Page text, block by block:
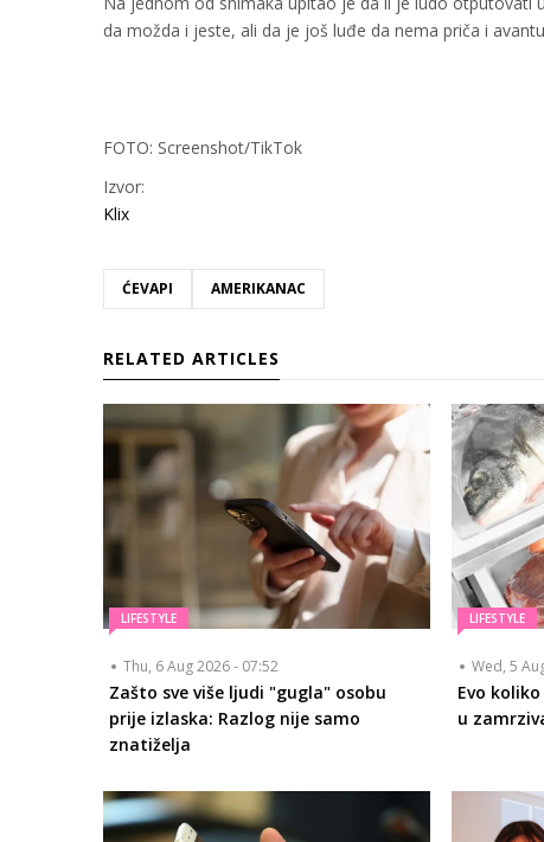
da možda i jeste, ali da je još luđe da nema priča i
FOTO: Screenshot/TikTok
Izvor:
Klix
ĆEVAPI AMERIKANAC
RELATED ARTICLES
LIFESTYLE
Thu, 6 Aug 2026 - 07:52
Zašto sve više ljudi "gugla" osobu
prije izlaska: Razlog nije samo
znatiželja
LIFESTYLE
Wed, 5
Evo
u